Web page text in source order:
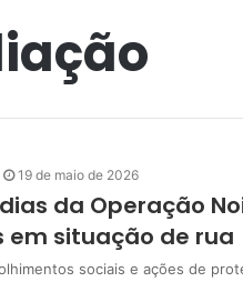
19 de maio de 2026
da Operação
em situação de rua
sociais e ações de